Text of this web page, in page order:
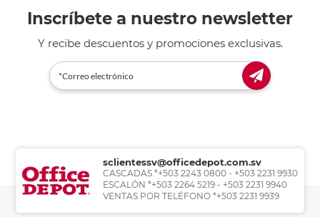
Inscríbete a nuestro newsletter
Y recibe descuentos y promociones exclusivas.
sclientessv@officedepot.com.sv
CASCADAS *+503 2243 0800 - +503 2231 9930
ESCALÓN *+503 2264 5219 - +503 2231 9940
VENTAS POR TELÉFONO *+503 2231 9939